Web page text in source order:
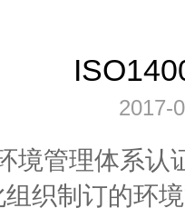
2017-
境管理体系认
织制订的环